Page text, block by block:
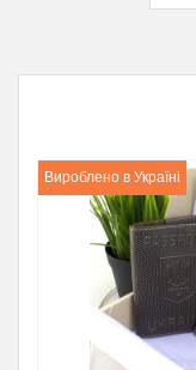
Вироблено в Україні